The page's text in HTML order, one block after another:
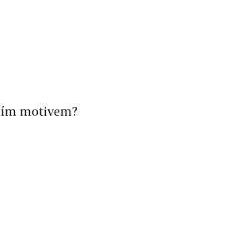
motivem?